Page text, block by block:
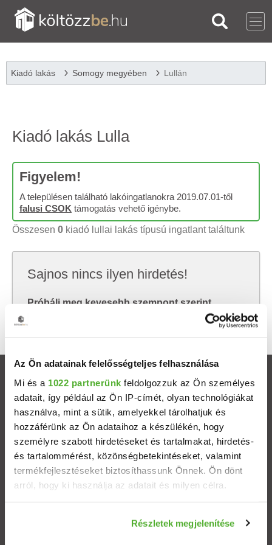
Az Ön adatainak felelősségteljes felhasználása
Mi és a 1022 partnerünk feldolgozzuk az Ön személyes
adatait, így például az Ön IP-címét, olyan technológiákat
használva, mint a sütik, amelyekkel tárolhatjuk és
hozzáférünk az Ön adataihoz a készülékén, hogy
személyre szabott hirdetéseket és tartalmakat, hirdetés-
és tartalommérést, közönségbetekintéseket, valamint
termékfejlesztéseket biztosíthassunk Önnek. Ön dönt
arról, hogy ki használja az adatait és milyen célra.
Információgyűjtés az Ön földrajzi elhelyezkedéséről
Részletek megjelenítése
Kiadó lakás Somogy megyében Lullán
Kiadó lakás Lulla
Figyelem!
A településen található lakóingatlanokra 2019.07.01-től
falusi CSOK támogatás vehető igénybe.
Összesen 0 kiadó lullai lakás típusú ingatlant találtunk
Sajnos nincs ilyen hirdetés!
Próbálj meg kevesebb szempont szerint
keresni, hátha akkor megtalálod, amit keresel.
Ingatlanok
Eladó házak
Eladó lakások
Települések